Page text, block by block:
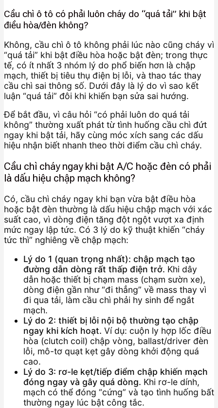
Cầu chì ô tô có phải luôn cháy do “quá tải” khi bật
điều hòa/đèn không?
Không, cầu chì ô tô không phải lúc nào cũng cháy vì
“quá tải” khi bật điều hòa hoặc bật đèn; trong thực
tế, có ít nhất 3 nhóm lý do phổ biến hơn là chập
mạch, thiết bị tiêu thụ điện bị lỗi, và thao tác thay
cầu chì sai thông số. Dưới đây là lý do vì sao kết
luận “quá tải” đôi khi khiến bạn sửa sai hướng.
Để bắt đầu, vì câu hỏi “có phải luôn do quá tải
không” thường xuất phát từ tình huống cầu chì đứt
ngay khi bật tải, hãy cùng móc xích sang các dấu
hiệu nhận biết nhanh theo thời điểm cầu chì cháy.
Cầu chì cháy ngay khi bật A/C hoặc đèn có phải
là dấu hiệu chập mạch không?
Có, cầu chì cháy ngay khi bạn vừa bật điều hòa
hoặc bật đèn thường là dấu hiệu chập mạch với xác
suất cao, vì dòng điện tăng đột ngột vượt xa định
mức ngay lập tức. Có 3 lý do kỹ thuật khiến “cháy
tức thì” nghiêng về chập mạch:
Lý do 1 (quan trọng nhất): chập mạch tạo
đường dẫn dòng rất thấp điện trở. Khi dây
dẫn hoặc thiết bị chạm mass (chạm sườn xe),
dòng điện gần như “đi thẳng” về mass thay vì
đi qua tải, làm cầu chì phải hy sinh để ngắt
mạch.
Lý do 2: thiết bị lỗi nội bộ thường tạo chập
ngay khi kích hoạt. Ví dụ: cuộn ly hợp lốc điều
hòa (clutch coil) chập vòng, ballast/driver đèn
lỗi, mô-tơ quạt kẹt gây dòng khởi động quá
cao.
Lý do 3: rơ-le kẹt/tiếp điểm chập khiến mạch
đóng ngay và gây quá dòng. Khi rơ-le dính,
mạch có thể đóng “cứng” và tạo tình huống bất
thường ngay lúc bật công tắc.